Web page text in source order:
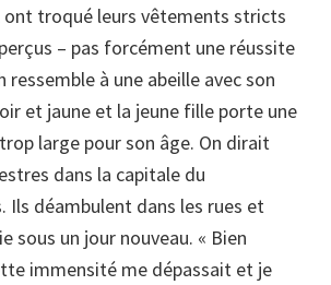
ont troqué leurs vêtements stricts
– pas forcément une réussite
ressemble à une abeille avec son
et jaune et la jeune fille porte une
large pour son âge. On dirait
dans la capitale du
Ils déambulent dans les rues et
sous un jour nouveau. « Bien
immensité me dépassait et je